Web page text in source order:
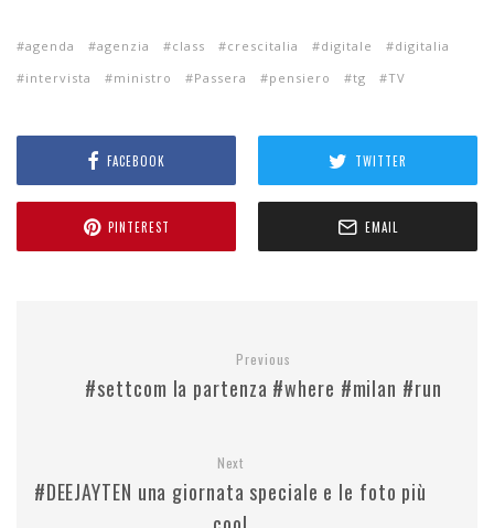
agenda agenzia class crescitalia digitale
digitalia
intervista
ministro Passera pensiero tg TV
FACEBOOK TWITTER
PINTEREST EMAIL
Previous
#settcom la partenza #where #milan #run
Next
#DEEJAYTEN una giornata speciale e le foto più